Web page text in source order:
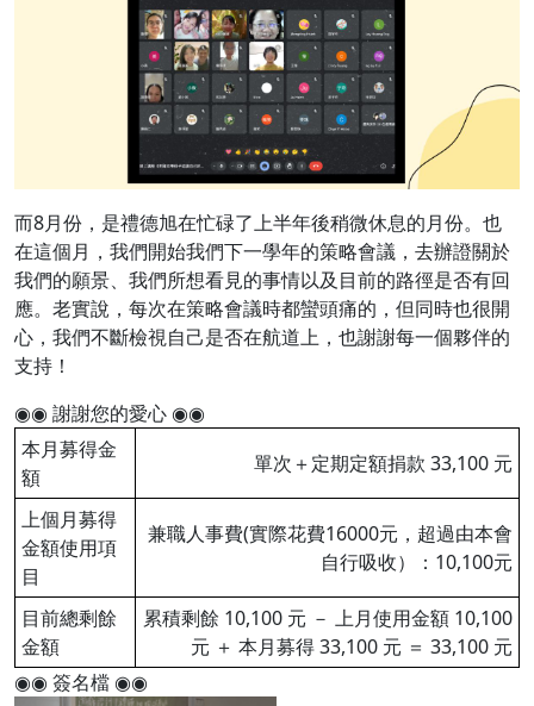
而8月份，是禮德旭在忙碌了上半年後稍微休息的月份。也
在這個月，我們開始我們下一學年的策略會議，去辦證關於
我們的願景、我們所想看見的事情以及目前的路徑是否有回
應。老實說，每次在策略會議時都蠻頭痛的，但同時也很開
心，我們不斷檢視自己是否在航道上，也謝謝每一個夥伴的
支持！
◉◉ 謝謝您的愛心 ◉◉
本月募得金
額
單次＋定期定額捐款 33,100 元
上個月募得
金額使用項
目
兼職人事費(實際花費16000元，超過由本會
自行吸收）：10,100元
目前總剩餘
金額
累積剩餘 10,100 元 － 上月使用金額 10,100
元 ＋ 本月募得 33,100 元 ＝ 33,100 元
◉◉ 簽名檔 ◉◉